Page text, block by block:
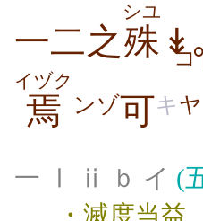
一二之殊
シユ
↡
コ
焉
イヅク
ンゾ可キヤ
一 Ⅰ ⅱ ｂ イ (
・滅度当